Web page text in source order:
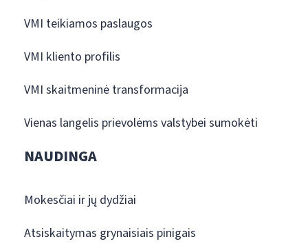
VMI teikiamos paslaugos
VMI kliento profilis
VMI skaitmeninė transformacija
Vienas langelis prievolėms valstybei sumokėti
NAUDINGA
Mokesčiai ir jų dydžiai
Atsiskaitymas grynaisiais pinigais